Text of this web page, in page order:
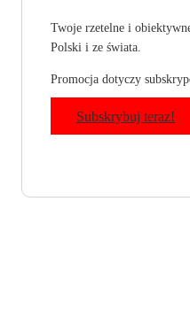
Twoje rzetelne i
Polski i ze świata.
Promocja dotyczy
Subskrybuj teraz!